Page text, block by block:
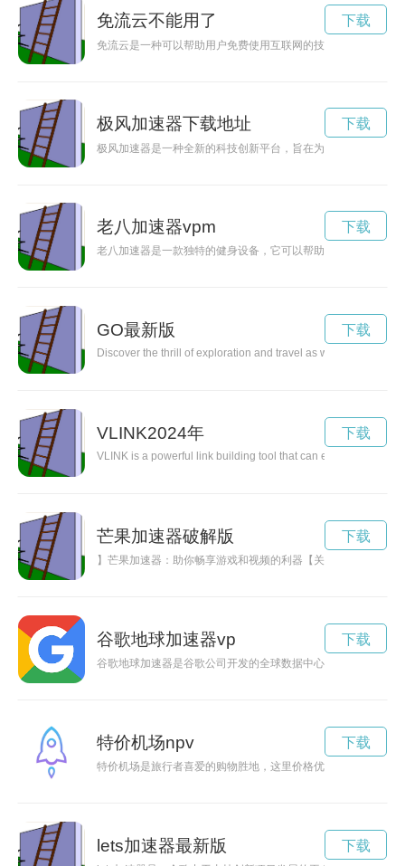
免流云不能用了
免流云是一种可以帮助用户免费使用互联网的技术，让用户可
下载
极风加速器下载地址
极风加速器是一种全新的科技创新平台，旨在为创业者、科学
下载
老八加速器vpm
老八加速器是一款独特的健身设备，它可以帮助人们掌握健康
下载
GO最新版
Discover the thrill of exploration and travel as we embark on
下载
VLINK2024年
VLINK is a powerful link building tool that can enhance your
下载
芒果加速器破解版
】芒果加速器：助你畅享游戏和视频的利器【关键词】芒果加
下载
谷歌地球加速器vp
谷歌地球加速器是谷歌公司开发的全球数据中心网络，旨在通
下载
特价机场npv
特价机场是旅行者喜爱的购物胜地，这里价格优惠，种类齐全
下载
lets加速器最新版 下载